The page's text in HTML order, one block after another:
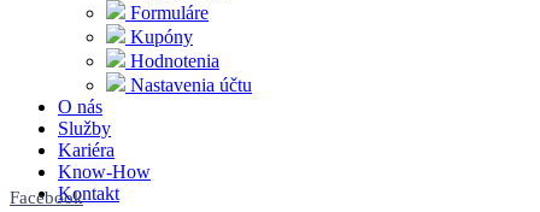
Formuláre
Kupóny
Hodnotenia
Nastavenia účtu
O nás
Služby
Kariéra
Know-How
Kontakt
Facebook